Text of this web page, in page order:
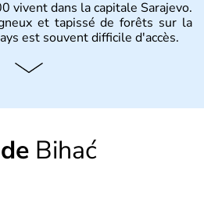
vivent dans la capitale Sarajevo.
et tapissé de forêts sur la
est souvent difficile d'accès.
Bihać